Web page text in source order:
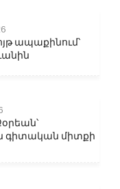
ապաքինում՝
գիտական միտքի